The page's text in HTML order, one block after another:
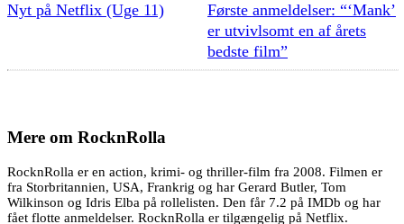
Nyt på Netflix (Uge 11)
Første anmeldelser: “‘Mank’
er utvivlsomt en af årets
bedste film”
Mere om RocknRolla
RocknRolla er en action, krimi- og thriller-film fra 2008. Filmen er
fra Storbritannien, USA, Frankrig og har Gerard Butler, Tom
Wilkinson og Idris Elba på rollelisten. Den får 7.2 på IMDb og har
fået flotte anmeldelser. RocknRolla er tilgængelig på Netflix.